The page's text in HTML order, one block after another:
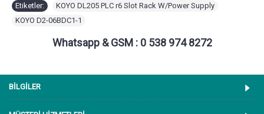
Etiketler: KOYO DL205 PLC r6 Slot Rack W/Power Supply
KOYO D2-06BDC1-1
Whatsapp & GSM : 0 538 974 8272
BİLGİLER